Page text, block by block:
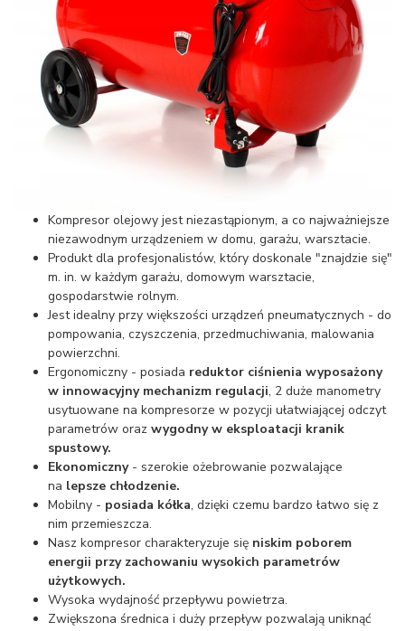
Kompresor olejowy jest niezastąpionym, a co najważniejsze
niezawodnym urządzeniem w domu, garażu, warsztacie.
Produkt dla profesjonalistów, który doskonale "znajdzie się"
m. in. w każdym garażu, domowym warsztacie,
gospodarstwie rolnym.
Jest idealny przy większości urządzeń pneumatycznych - do
pompowania, czyszczenia, przedmuchiwania, malowania
powierzchni.
Ergonomiczny - posiada reduktor ciśnienia wyposażony
w innowacyjny mechanizm regulacji, 2 duże manometry
usytuowane na kompresorze w pozycji ułatwiającej odczyt
parametrów orazwygodny w eksploatacji kranik
spustowy.
Ekonomiczny- szerokie ożebrowanie pozwalające
na lepsze chłodzenie.
Mobilny - posiada kółka, dzięki czemu bardzo łatwo się z
nim przemieszcza.
Nasz kompresor charakteryzuje się niskim poborem
energii przy zachowaniu wysokich parametrów
użytkowych.
Wysoka wydajność przepływu powietrza.
Zwiększona średnica i duży przepływ pozwalają uniknąć